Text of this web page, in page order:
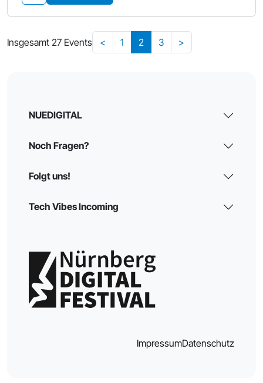
Insgesamt 27 Events < 1 2 3 >
NUEDIGITAL
Noch Fragen?
Folgt uns!
Tech Vibes Incoming
ImpressumDatenschutz